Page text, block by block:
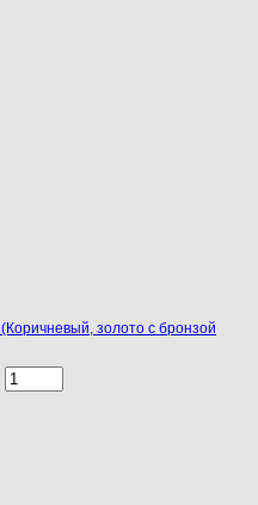
золото с бронзой